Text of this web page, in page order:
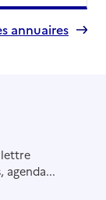
annuaires
lettre
agenda...